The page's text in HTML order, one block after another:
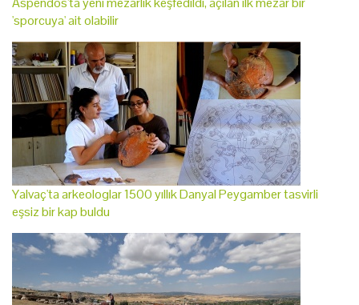
'sporcuya' ait olabilir
Yalvaç'ta arkeologlar 1500 yıllık Danyal Peygamber tasvirli
eşsiz bir kap buldu